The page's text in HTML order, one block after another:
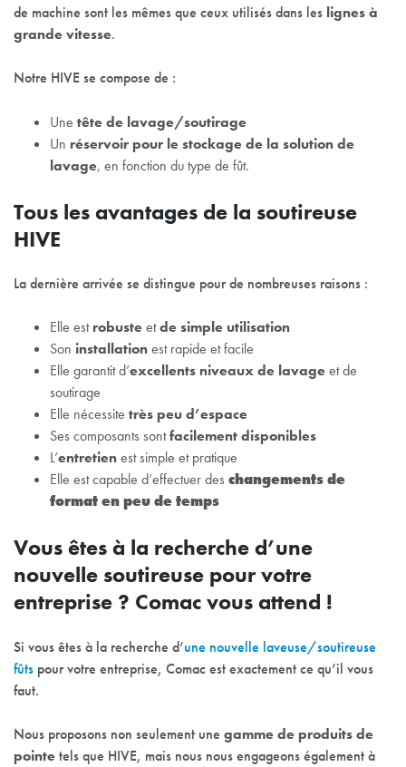
de machine sont les mêmes que ceux utilisés dans les lignes à
grande vitesse.
Notre HIVE se compose de :
Une tête de lavage/soutirage
Un réservoir pour le stockage de la solution de
lavage, en fonction du type de fût.
Tous les avantages de la soutireuse
HIVE
La dernière arrivée se distingue pour de nombreuses raisons :
Elle estrobusteetde simple utilisation
Son installationest rapide et facile
Elle garantit d’excellents niveaux de lavageet de
soutirage
Elle nécessite très peu d’espace
Ses composants sontfacilement disponibles
L’entretienest simple et pratique
Elle est capable d’effectuer des changements de
format en peu de temps
Vous êtes à la recherche d’une
nouvelle soutireuse pour votre
entreprise ? Comac vous attend !
Si vous êtes à la recherche d’une nouvelle laveuse/soutireuse
fûts pour votre entreprise, Comac est exactement ce qu’il vous
faut.
Nous proposons non seulement une gamme de produits de
pointetels que HIVE, mais nous nous engageons également à